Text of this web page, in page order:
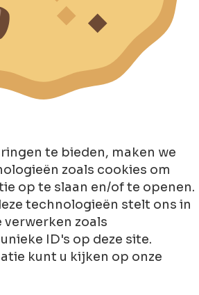
te bieden, maken we
zoals cookies om
op te slaan en/of te openen.
technologieën stelt ons in
zoals
ID's op deze site.
kunt u kijken op onze